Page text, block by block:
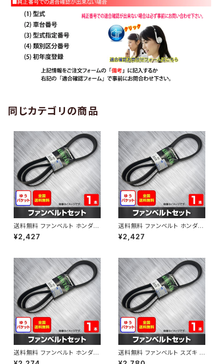
同じカテゴリの商品
送料無料 ファンベルト ホンダ
ゼスト 型式JE1 H18.03～H24.
11 （国内トップメーカー） 1本 H
¥2,427
送料無料 ファンベルト ホンダ ラ
イフ 型式JB6 H15.09～H20.1
1 （国内トップメーカー） 1本 HA
¥2,427
送料無料 ファンベルト ホンダ フ
ィット 型式GE6 H19.10～H25.
送料無料 ファンベルト スズキ ス
ペーシア 型式MK32S H25.03